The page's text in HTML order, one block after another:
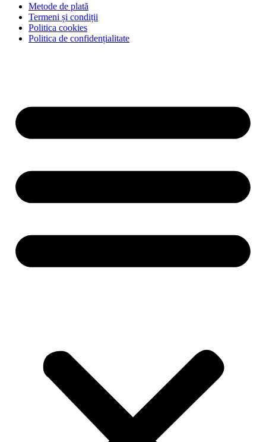
Metode de plată
Termeni și condiții
Politica cookies
Politica de confidențialitate